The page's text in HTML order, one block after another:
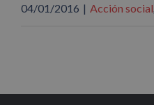
04/01/2016 | Acción social,